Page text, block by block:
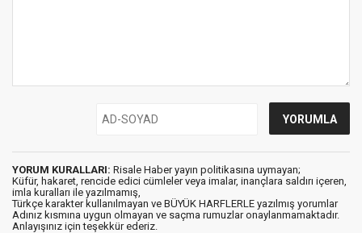
YORUM KURALLARI: Risale Haber yayın politikasına uymayan;
Küfür, hakaret, rencide edici cümleler veya imalar, inançlara saldırı içeren,
imla kuralları ile yazılmamış,
Türkçe karakter kullanılmayan ve BÜYÜK HARFLERLE yazılmış yorumlar
Adınız kısmına uygun olmayan ve saçma rumuzlar onaylanmamaktadır.
Anlayışınız için teşekkür ederiz.